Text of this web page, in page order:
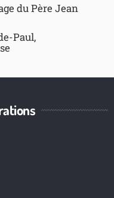
du Père Jean
Paul,